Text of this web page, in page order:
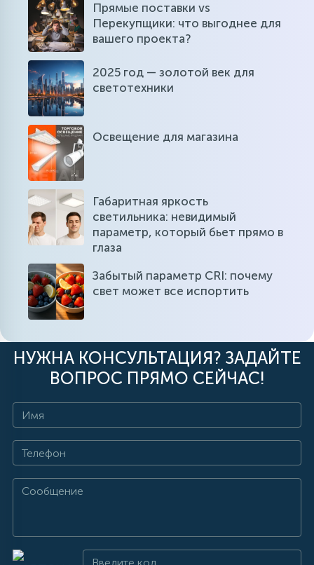
Прямые поставки vs
Перекупщики: что выгоднее для
вашего проекта?
2025 год — золотой век для
светотехники
Освещение для магазина
Габаритная яркость
светильника: невидимый
параметр, который бьет прямо в
глаза
Забытый параметр CRI: почему
свет может все испортить
НУЖНА КОНСУЛЬТАЦИЯ? ЗАДАЙТЕ
ВОПРОС ПРЯМО СЕЙЧАС!